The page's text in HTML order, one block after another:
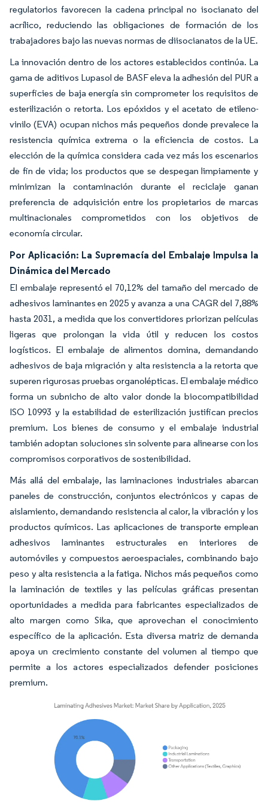
regulatorios favorecen la cadena principal no isocianato del
acrílico, reduciendo las obligaciones de formación de los
trabajadores bajo las nuevas normas de diisocianatos de la UE.
La innovación dentro de los actores establecidos continúa. La
gama de aditivos Lupasol de BASF eleva la adhesión del PUR a
superficies de baja energía sin comprometer los requisitos de
esterilización o retorta. Los epóxidos y el acetato de etileno-
vinilo (EVA) ocupan nichos más pequeños donde prevalece la
resistencia química extrema o la eficiencia de costos. La
elección de la química considera cada vez más los escenarios
de fin de vida; los productos que se despegan limpiamente y
minimizan la contaminación durante el reciclaje ganan
preferencia de adquisición entre los propietarios de marcas
multinacionales comprometidos con los objetivos de
economía circular.
Por Aplicación: La Supremacía del Embalaje Impulsa la
Dinámica del Mercado
El embalaje representó el 70,12% del tamaño del mercado de
adhesivos laminantes en 2025 y avanza a una CAGR del 7,88%
hasta 2031, a medida que los convertidores priorizan películas
ligeras que prolongan la vida útil y reducen los costos
logísticos. El embalaje de alimentos domina, demandando
adhesivos de baja migración y alta resistencia a la retorta que
superen rigurosas pruebas organolépticas. El embalaje médico
forma un subnicho de alto valor donde la biocompatibilidad
ISO 10993 y la estabilidad de esterilización justifican precios
premium. Los bienes de consumo y el embalaje industrial
también adoptan soluciones sin solvente para alinearse con los
compromisos corporativos de sostenibilidad.
Más allá del embalaje, las laminaciones industriales abarcan
paneles de construcción, conjuntos electrónicos y capas de
aislamiento, demandando resistencia al calor, la vibración y los
productos químicos. Las aplicaciones de transporte emplean
adhesivos laminantes estructurales en interiores de
automóviles y compuestos aeroespaciales, combinando bajo
peso y alta resistencia a la fatiga. Nichos más pequeños como
la laminación de textiles y las películas gráficas presentan
oportunidades a medida para fabricantes especializados de
alto margen como Sika, que aprovechan el conocimiento
específico de la aplicación. Esta diversa matriz de demanda
apoya un crecimiento constante del volumen al tiempo que
permite a los actores especializados defender posiciones
premium.